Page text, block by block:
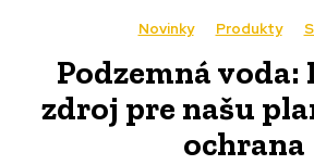
Novinky Produkty
Podzemná
zdroj pre našu
ochrana